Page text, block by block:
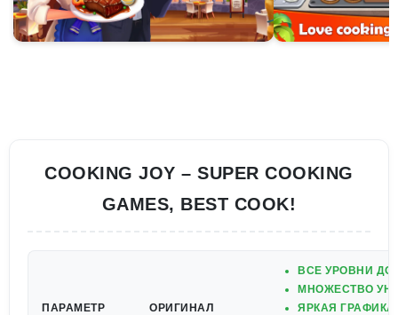
COOKING JOY – SUPER COOKING
GAMES, BEST COOK!
ПАРАМЕТР ОРИГИНАЛ
ВСЕ УРОВНИ
МНОЖЕСТВО
ЯРКАЯ